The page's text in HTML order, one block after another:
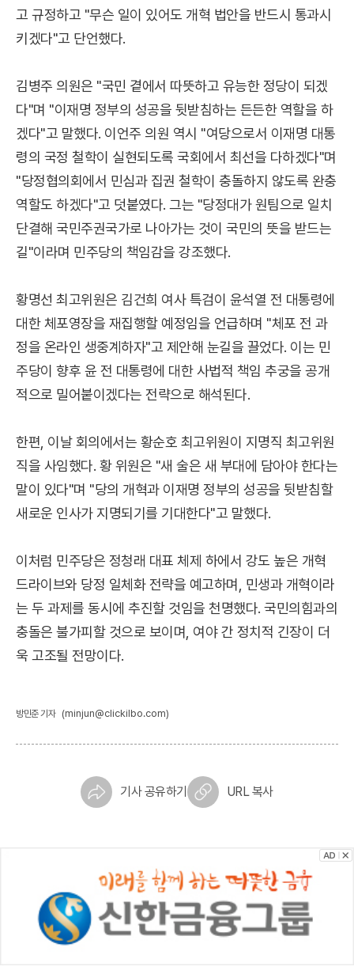
고 규정하고 "무슨 일이 있어도 개혁 법안을 반드시 통과시
키겠다"고 단언했다.
김병주 의원은 "국민 곁에서 따뜻하고 유능한 정당이 되겠
다"며 "이재명 정부의 성공을 뒷받침하는 든든한 역할을 하
겠다"고 말했다. 이언주 의원 역시 "여당으로서 이재명 대통
령의 국정 철학이 실현되도록 국회에서 최선을 다하겠다"며
"당정협의회에서 민심과 집권 철학이 충돌하지 않도록 완충
역할도 하겠다"고 덧붙였다. 그는 "당정대가 원팀으로 일치
단결해 국민주권국가로 나아가는 것이 국민의 뜻을 받드는
길"이라며 민주당의 책임감을 강조했다.
황명선 최고위원은 김건희 여사 특검이 윤석열 전 대통령에
대한 체포영장을 재집행할 예정임을 언급하며 "체포 전 과
정을 온라인 생중계하자"고 제안해 눈길을 끌었다. 이는 민
주당이 향후 윤 전 대통령에 대한 사법적 책임 추궁을 공개
적으로 밀어붙이겠다는 전략으로 해석된다.
한편, 이날 회의에서는 황순호 최고위원이 지명직 최고위원
직을 사임했다. 황 위원은 "새 술은 새 부대에 담아야 한다는
말이 있다"며 "당의 개혁과 이재명 정부의 성공을 뒷받침할
새로운 인사가 지명되기를 기대한다"고 말했다.
이처럼 민주당은 정청래 대표 체제 하에서 강도 높은 개혁
드라이브와 당정 일체화 전략을 예고하며, 민생과 개혁이라
는 두 과제를 동시에 추진할 것임을 천명했다. 국민의힘과의
충돌은 불가피할 것으로 보이며, 여야 간 정치적 긴장이 더
욱 고조될 전망이다.
방민준 기자 (minjun@clickilbo.com)
기사 공유하기 URL 복사